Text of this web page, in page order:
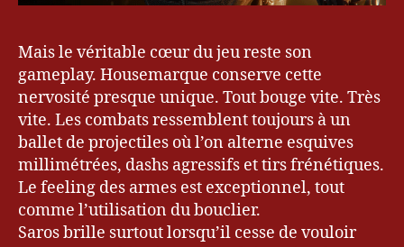
Mais le véritable cœur du jeu reste son
gameplay. Housemarque conserve cette
nervosité presque unique. Tout bouge vite. Très
vite. Les combats ressemblent toujours à un
ballet de projectiles où l’on alterne esquives
millimétrées, dashs agressifs et tirs frénétiques.
Le feeling des armes est exceptionnel, tout
comme l’utilisation du bouclier.
Saros brille surtout lorsqu’il cesse de vouloir